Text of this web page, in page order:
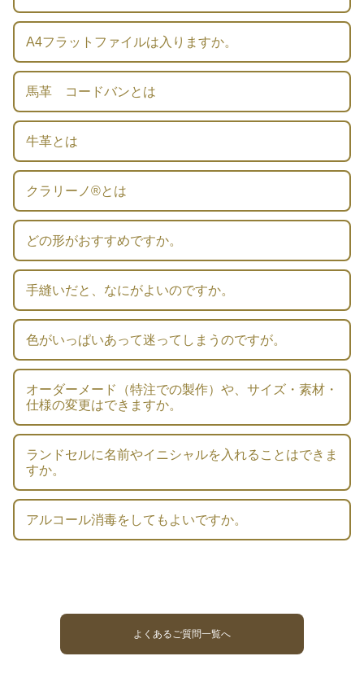
A4フラットファイルは入りますか。
馬革 コードバンとは
牛革とは
クラリーノ®とは
どの形がおすすめですか。
手縫いだと、なにがよいのですか。
色がいっぱいあって迷ってしまうのですが。
オーダーメード（特注での製作）や、サイズ・素材・
仕様の変更はできますか。
ランドセルに名前やイニシャルを入れることはできま
すか。
アルコール消毒をしてもよいですか。
よくあるご質問一覧へ